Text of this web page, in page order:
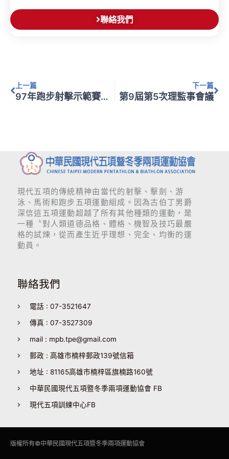
聯絡我們
上一篇
97年跑步射擊示範賽暨國際邀請賽
下一篇
第9屆第5次理監事會議
現代五項的傳統精神由當代的射擊、擊劍、游
泳、馬術和跑步五項運動組成。因為古伯丁男爵
深信這五項運動超越了所有其他種類的運動，是
一種〝對人類道德品格、體格、機智及技巧最嚴
格的試煉，從而產生近乎理想、完全、均衡的運
動員。
聯絡我們
電話 : 07-3521647
傳真 : 07-3527309
mail : mpb.tpe@gmail.com
郵政 : 高雄市楠梓郵政139號信箱
地址 : 81165高雄市楠梓區旗楠路160號
中華民國現代五項暨冬季兩項運動協會 FB
現代五項訓練中心FB
版權所有©中華民國現代五項暨冬季兩項運動協會